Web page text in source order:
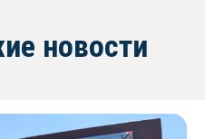
новости